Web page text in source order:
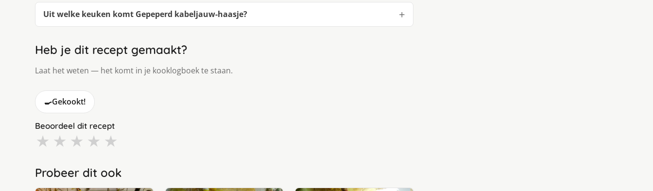
Uit welke keuken komt Gepeperd kabeljauw-haasje?
Heb je dit recept gemaakt?
Laat het weten — het komt in je kooklogboek te staan.
🍳Gekookt!
Beoordeel dit recept
★ ★ ★ ★ ★
Probeer dit ook